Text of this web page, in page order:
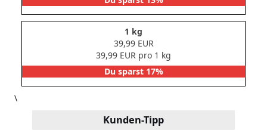
1 kg
39,99 EUR
39,99 EUR pro 1 kg
Du sparst 17%
\
Kunden-Tipp